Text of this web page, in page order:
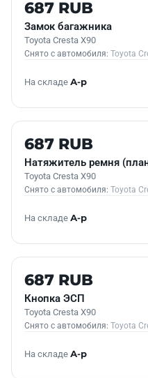
687 RUB
Замок багажника
Toyota Cresta X90
Снято с автомобиля: Toyota
На складе А-р
Б/У В НАЛИЧИИ
687 RUB
Натяжитель ремня
Toyota Cresta X90
Снято с автомобиля: Toyota
На складе А-р
Б/У В НАЛИЧИИ
687 RUB
Кнопка ЭСП
Toyota Cresta X90
Снято с автомобиля: Toyota
На складе А-р